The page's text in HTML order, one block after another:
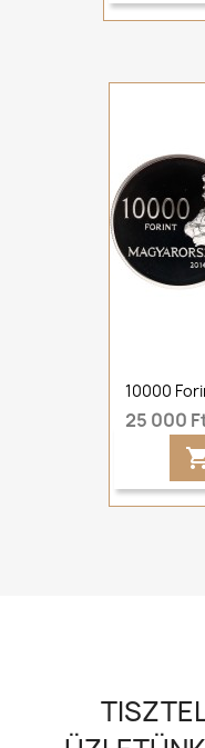
10000
25 000